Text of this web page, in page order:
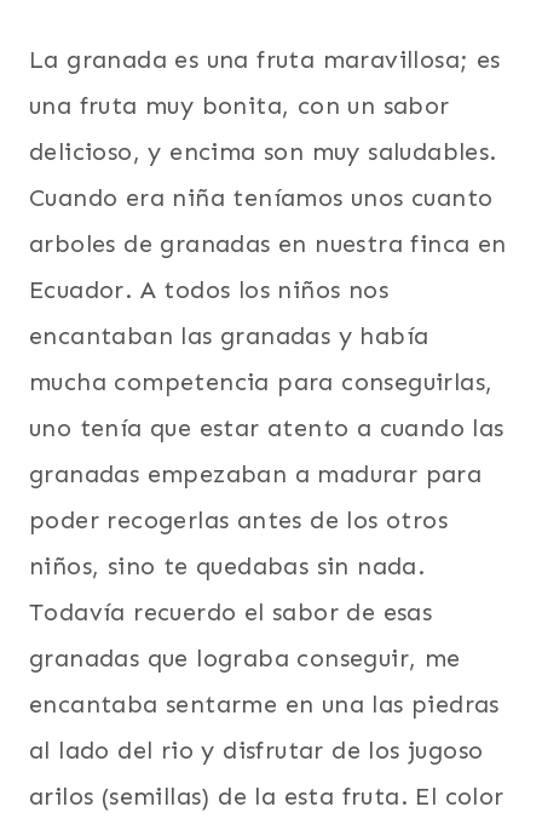
La granada es una fruta maravillosa; es
una fruta muy bonita, con un sabor
delicioso, y encima son muy saludables.
Cuando era niña teníamos unos cuanto
arboles de granadas en nuestra finca en
Ecuador. A todos los niños nos
encantaban las granadas y había
mucha competencia para conseguirlas,
uno tenía que estar atento a cuando las
granadas empezaban a madurar para
poder recogerlas antes de los otros
niños, sino te quedabas sin nada.
Todavía recuerdo el sabor de esas
granadas que lograba conseguir, me
encantaba sentarme en una las piedras
al lado del rio y disfrutar de los jugoso
arilos (semillas) de la esta fruta. El color